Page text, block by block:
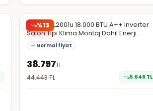
%13
Hepsiburada
Bosch CL2001u 18.000 BTU A++ Inverter
Salon Tipi Klima Montaj Dahil Enerji
Verimliliği
Normal fiyat
38.797TL
44.443TL 5.646 TL